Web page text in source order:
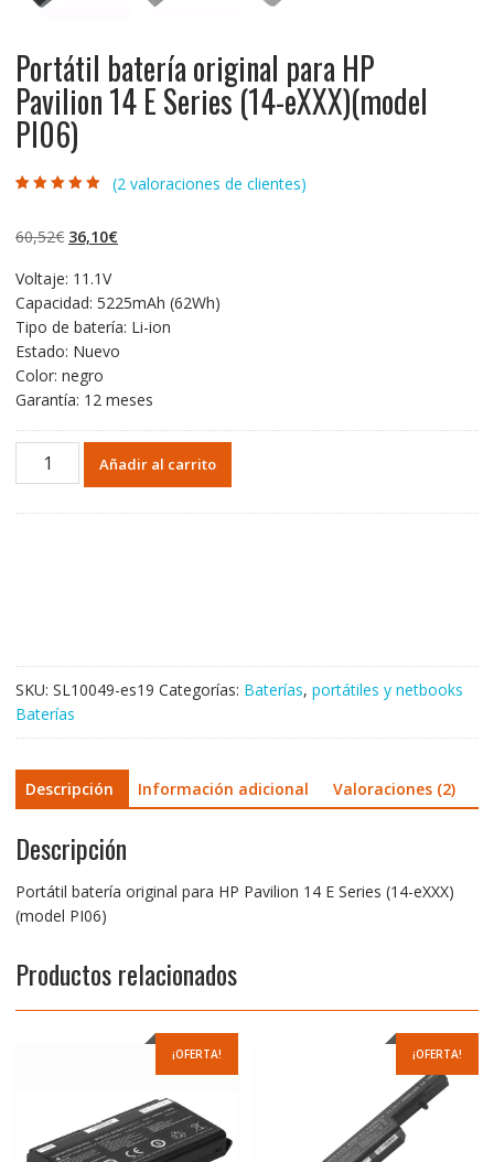
Portátil batería original para HP
Pavilion 14 E Series (14-eXXX)(model
PI06)
valoraciones de
(2valoraciones de clientes)
60,52€ El
original
era:
60,52€.
36,10€El
es:
36,10€.
Voltaje: 11.1V
Capacidad: 5225mAh (62Wh)
Tipo de batería: Li-ion
Estado: Nuevo
Color: negro
Garantía: 12 meses
Portátil
batería
cantidad
Añadir al carrito
SKU: SL10049-es19 Categorías: Baterías, portátiles y netbooks
Baterías
Descripción Información adicional Valoraciones (2)
Descripción
Portátil batería original para HP Pavilion 14 E Series (14-eXXX)
(model PI06)
Productos relacionados
¡OFERTA! ¡OFERTA!